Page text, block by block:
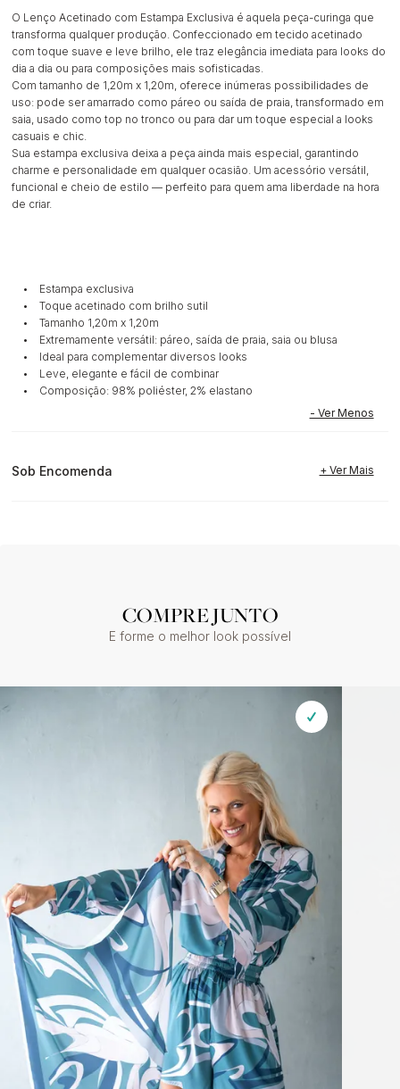
O Lenço Acetinado com Estampa Exclusiva é aquela peça-curinga que
transforma qualquer produção. Confeccionado em tecido acetinado
com toque suave e leve brilho, ele traz elegância imediata para looks do
dia a dia ou para composições mais sofisticadas.
Com tamanho de 1,20m x 1,20m, oferece inúmeras possibilidades de
uso: pode ser amarrado como páreo ou saída de praia, transformado em
saia, usado como top no tronco ou para dar um toque especial a looks
casuais e chic.
Sua estampa exclusiva deixa a peça ainda mais especial, garantindo
charme e personalidade em qualquer ocasião. Um acessório versátil,
funcional e cheio de estilo — perfeito para quem ama liberdade na hora
de criar.
• Estampa exclusiva
• Toque acetinado com brilho sutil
• Tamanho 1,20m x 1,20m
• Extremamente versátil: páreo, saída de praia, saia ou blusa
• Ideal para complementar diversos looks
• Leve, elegante e fácil de combinar
• Composição: 98% poliéster, 2% elastano
Sob Encomenda
COMPRE JUNTO
E forme o melhor look possível